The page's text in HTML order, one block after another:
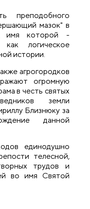
преподобного
мазок" в
имя которой -
логическое
истории.
агрогородков
огромную
в честь святых
земли
Близнюку за
данной
единодушно
телесной,
трудов и
во имя Святой